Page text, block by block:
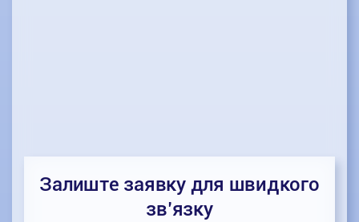
Залиште заявку для швидкого
зв’язку